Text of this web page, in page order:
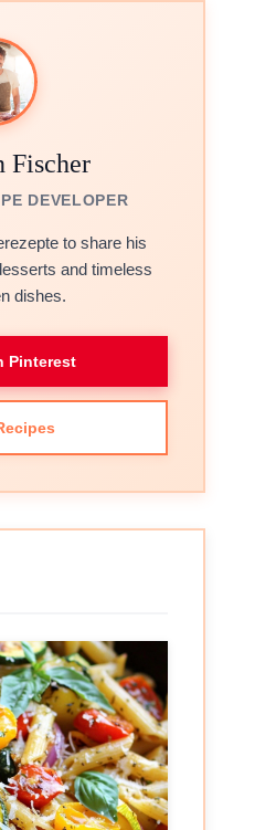
Fischer
DEVELOPER
to share his
and timeless
dishes.
Pinterest